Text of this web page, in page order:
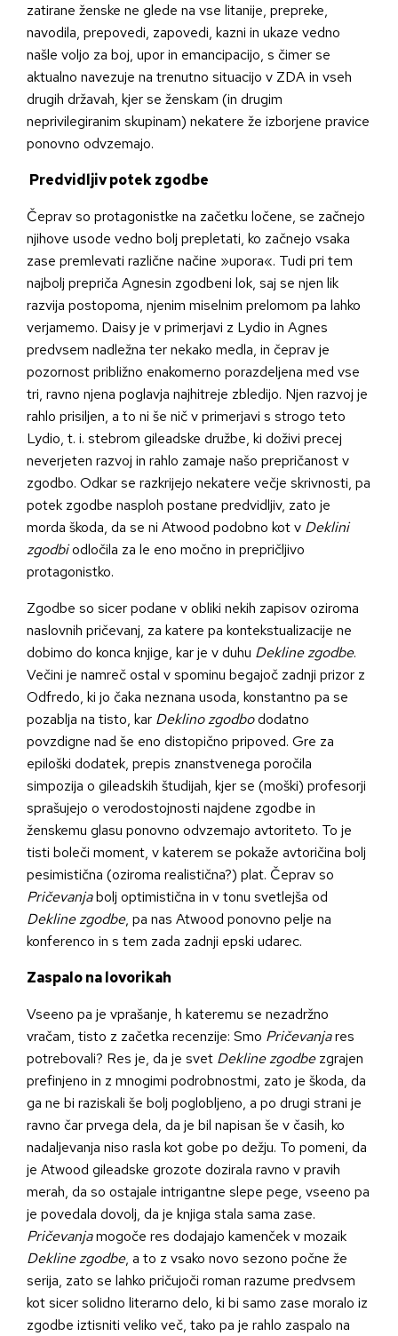
zatirane ženske ne glede na vse litanije, prepreke,
navodila, prepovedi, zapovedi, kazni in ukaze vedno
našle voljo za boj, upor in emancipacijo, s čimer se
aktualno navezuje na trenutno situacijo v ZDA in vseh
drugih državah, kjer se ženskam (in drugim
neprivilegiranim skupinam) nekatere že izborjene pravice
ponovno odvzemajo.
Predvidljiv potek zgodbe
Čeprav so protagonistke na začetku ločene, se začnejo
njihove usode vedno bolj prepletati, ko začnejo vsaka
zase premlevati različne načine »upora«. Tudi pri tem
najbolj prepriča Agnesin zgodbeni lok, saj se njen lik
razvija postopoma, njenim miselnim prelomom pa lahko
verjamemo. Daisy je v primerjavi z Lydio in Agnes
predvsem nadležna ter nekako medla, in čeprav je
pozornost približno enakomerno porazdeljena med vse
tri, ravno njena poglavja najhitreje zbledijo. Njen razvoj je
rahlo prisiljen, a to ni še nič v primerjavi s strogo teto
Lydio, t. i. stebrom gileadske družbe, ki doživi precej
neverjeten razvoj in rahlo zamaje našo prepričanost v
zgodbo. Odkar se razkrijejo nekatere večje skrivnosti, pa
potek zgodbe nasploh postane predvidljiv, zato je
morda škoda, da se ni Atwood podobno kot v Deklini
zgodbiodločila za le eno močno in prepričljivo
protagonistko.
Zgodbe so sicer podane v obliki nekih zapisov oziroma
naslovnih pričevanj, za katere pa kontekstualizacije ne
dobimo do konca knjige, kar je v duhu Dekline zgodbe.
Večini je namreč ostal v spominu begajoč zadnji prizor z
Odfredo, ki jo čaka neznana usoda, konstantno pa se
pozablja na tisto, kar Deklino zgodbododatno
povzdigne nad še eno distopično pripoved. Gre za
epiloški dodatek, prepis znanstvenega poročila
simpozija o gileadskih študijah, kjer se (moški) profesorji
sprašujejo o verodostojnosti najdene zgodbe in
ženskemu glasu ponovno odvzemajo avtoriteto. To je
tisti boleči moment, v katerem se pokaže avtoričina bolj
pesimistična (oziroma realistična?) plat. Čeprav so
Pričevanjabolj optimistična in v tonu svetlejša od
Dekline zgodbe, pa nas Atwood ponovno pelje na
konferenco in s tem zada zadnji epski udarec.
Zaspalo na lovorikah
Vseeno pa je vprašanje, h kateremu se nezadržno
vračam, tisto z začetka recenzije: Smo Pričevanjares
potrebovali? Res je, da je svet Dekline zgodbezgrajen
prefinjeno in z mnogimi podrobnostmi, zato je škoda, da
ga ne bi raziskali še bolj poglobljeno, a po drugi strani je
ravno čar prvega dela, da je bil napisan še v časih, ko
nadaljevanja niso rasla kot gobe po dežju. To pomeni, da
je Atwood gileadske grozote dozirala ravno v pravih
merah, da so ostajale intrigantne slepe pege, vseeno pa
je povedala dovolj, da je knjiga stala sama zase.
Pričevanjamogoče res dodajajo kamenček v mozaik
Dekline zgodbe, a to z vsako novo sezono počne že
serija, zato se lahko pričujoči roman razume predvsem
kot sicer solidno literarno delo, ki bi samo zase moralo iz
zgodbe iztisniti veliko več, tako pa je rahlo zaspalo na